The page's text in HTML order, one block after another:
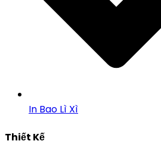
In Bao Lì Xì
Thiết Kế